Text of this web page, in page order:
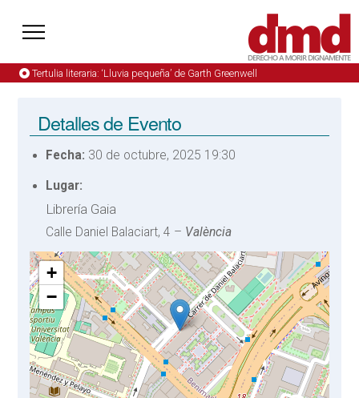
Tertulia literaria: ‘Lluvia pequeña’ de Garth Greenwell
Detalles de Evento
Fecha: 30 de octubre, 2025 19:30
Lugar:
Librería Gaia
Calle Daniel Balaciart, 4 – València
+
−